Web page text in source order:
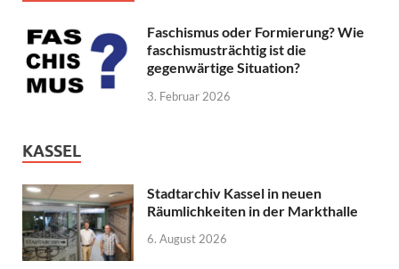
Faschismus oder Formierung? Wie
faschismusträchtig ist die
gegenwärtige Situation?
3. Februar 2026
KASSEL
Stadtarchiv Kassel in neuen
Räumlichkeiten in der Markthalle
6. August 2026